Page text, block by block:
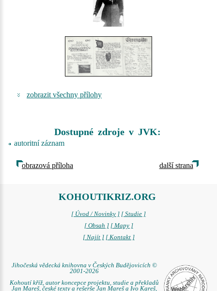
zobrazit všechny přílohy
Dostupné zdroje v JVK:
autoritní záznam
obrazová příloha další strana
KOHOUTIKRIZ.ORG
[ Úvod / Novinky ] [ Studie ]
[ Obsah ] [ Mapy ]
[ Najít ] [ Kontakt ]
Jihočeská vědecká knihovna v Českých Budějovicích ©
2001-2026
Kohoutí kříž, autor koncepce projektu, studie a překladů
Jan Mareš, české texty a rešerše Jan Mareš a Ivo Kareš,